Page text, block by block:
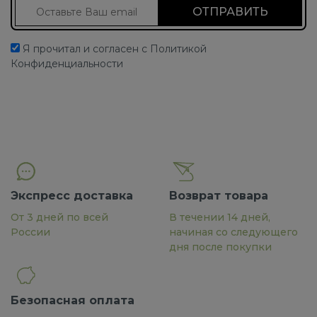
Я прочитал и согласен с Политикой
Конфиденциальности
Экспресс доставка
От 3 дней по всей
России
Возврат товара
В течении 14 дней,
начиная со следующего
дня после покупки
Безопасная оплата